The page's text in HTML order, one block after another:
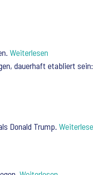
Weiterlesen
dauerhaft etabliert
Donald Trump.